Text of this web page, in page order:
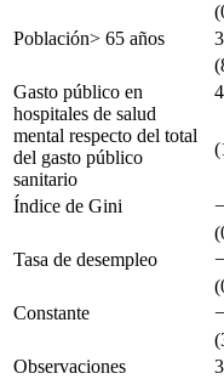
Población> 65 años
Gasto público en
hospitales de salud
mental respecto del total
del gasto público
sanitario
Índice de Gini −
Tasa de desempleo
−
Constante
−
Observaciones